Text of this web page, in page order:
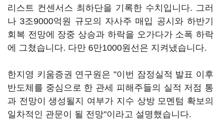
리스트 컨센서스 최하단을 기록한 수치입니다. 그러
나 3조9000억원 규모의 자사주 매입 공시와 하반기
회복 전망에 장중 상승과 하락을 오가다가 소폭 하락
에 그쳤습니다. 다만 6만1000원선은 지켜냈습니다.
한지영 키움증권 연구원은 "이번 잠정실적 발표 이후
반도체를 중심으로 한 관세 피해주들의 실적 저점 통
과 전망이 생성될지 여부가 지수 상방 모멘텀 확보의
일차적인 관문이 될 전망"이라고 설명했습니다.